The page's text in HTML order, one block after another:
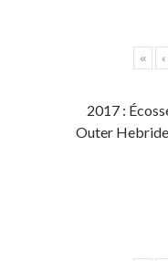
« ‹
2017 :
Outer